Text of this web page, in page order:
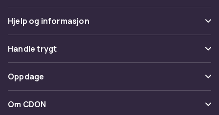
Sikkerhet i sengen – viktige
retningslinjer
Løse tepper i spjeldsengen øker risikoen for
måneder. Anbefalingen fra barneleger er å
bruke sovepose i stedet for teppe i
ved siden av barnet i sengen fra ca. 6–7
Hjelp og informasjon
Vanlige spørsmål
Spor pakke
Angre & returner her
Kontakt oss
Handle trygt
Betaling
Levering
Oppdage
Kategorier
Om CDON